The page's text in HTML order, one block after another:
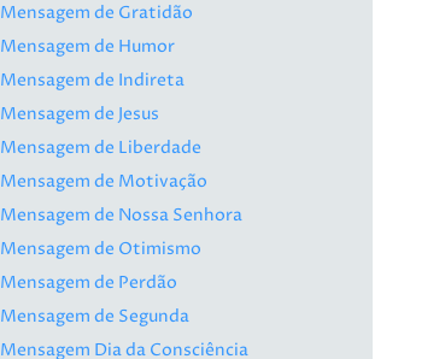
Mensagem de Gratidão
Mensagem de Humor
Mensagem de Indireta
Mensagem de Jesus
Mensagem de Liberdade
Mensagem de Motivação
Mensagem de Nossa Senhora
Mensagem de Otimismo
Mensagem de Perdão
Mensagem de Segunda
Mensagem Dia da Consciência